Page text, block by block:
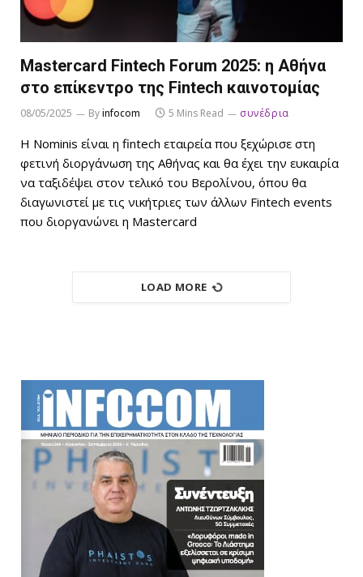
Mastercard Fintech Forum 2025: η Αθήνα
στο επίκεντρο της Fintech καινοτομίας
08/05/2025 Byinfocom 5 Mins Read συνέδρια
Η Nominis είναι η fintech εταιρεία που ξεχώρισε στη
φετινή διοργάνωση της Αθήνας και θα έχει την ευκαιρία
να ταξιδέψει στον τελικό του Βερολίνου, όπου θα
διαγωνιστεί με τις νικήτριες των άλλων Fintech events
που διοργανώνει η Mastercard
LOAD MORE